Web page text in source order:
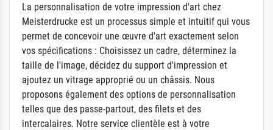
La personnalisation de votre impression d'art chez
Meisterdrucke est un processus simple et intuitif qui vous
permet de concevoir une œuvre d'art exactement selon
vos spécifications : Choisissez un cadre, déterminez la
taille de l'image, décidez du support d'impression et
ajoutez un vitrage approprié ou un châssis. Nous
proposons également des options de personnalisation
telles que des passe-partout, des filets et des
intercalaires. Notre service clientèle est à votre